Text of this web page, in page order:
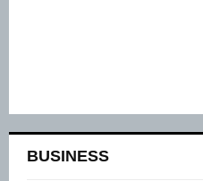
BUSINESS